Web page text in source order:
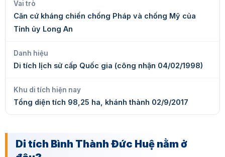
Vai trò
Căn cứ kháng chiến chống Pháp và chống Mỹ của
Tỉnh ủy Long An
Danh hiệu
Di tích lịch sử cấp Quốc gia (công nhận 04/02/1998)
Khu di tích hiện nay
Tổng diện tích 98,25 ha, khánh thành 02/9/2017
Di tích Bình Thành Đức Huệ nằm ở